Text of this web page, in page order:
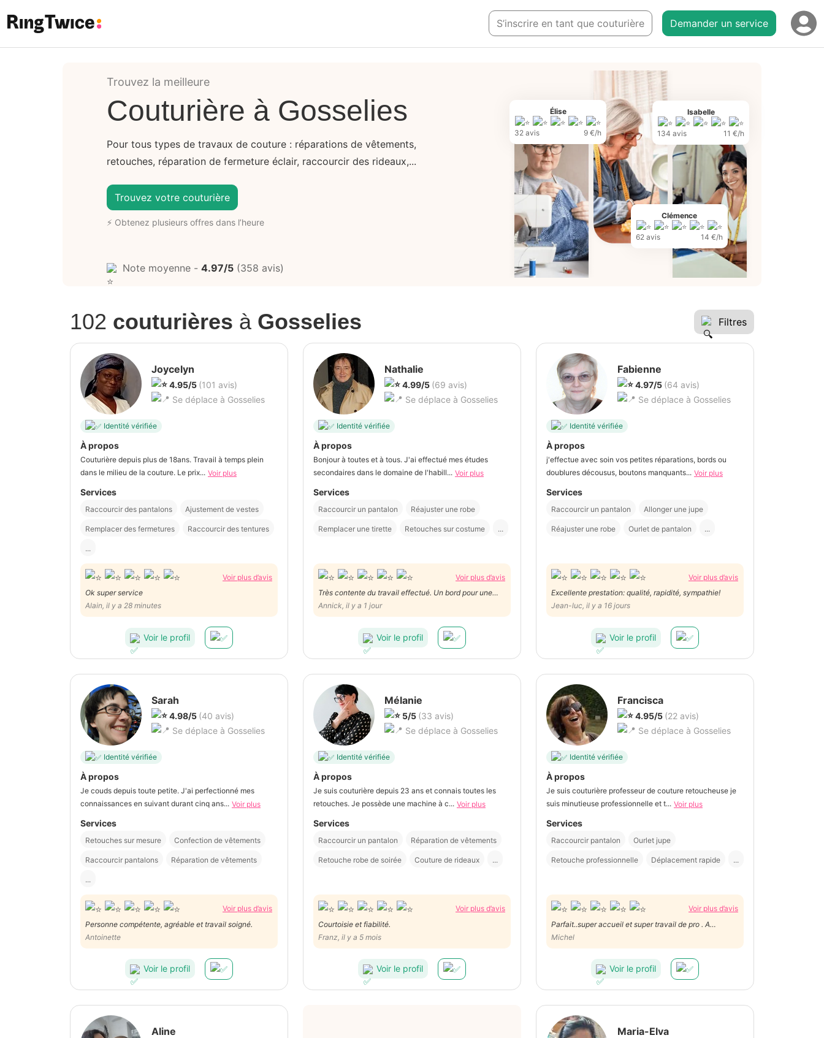
S’inscrire en tant que couturière Demander un service
Élise
32 avis 9 €/h
Clémence
62 avis 14 €/h
Isabelle
134 avis 11 €/h
Trouvez la meilleure
Couturière à Gosselies
Pour tous types de travaux de couture : réparations de vêtements,
retouches, réparation de fermeture éclair, raccourcir des rideaux,...
Trouvez votre couturière
⚡ Obtenez plusieurs offres dans l’heure
Note moyenne - 4.97/5 (358 avis)
102 couturières à Gosselies Filtres
Joycelyn
4.95/5 (101 avis)
Se déplace à Gosselies
Identité vérifiée
À propos
Couturière depuis plus de 18ans. Travail à temps plein
dans le milieu de la couture. Le prix... Voir plus
Services
Raccourcir des pantalons Ajustement de vestes
Remplacer des fermetures Raccourcir des tentures
...
Voir plus d’avis
Ok super service
Alain, il y a 28 minutes
Voir le profil
Nathalie
4.99/5 (69 avis)
Se déplace à Gosselies
Identité vérifiée
À propos
Bonjour à toutes et à tous. J'ai effectué mes études
secondaires dans le domaine de l'habill... Voir plus
Services
Raccourcir un pantalon Réajuster une robe
Remplacer une tirette Retouches sur costume ...
Voir plus d’avis
Très contente du travail effectué. Un bord pour une
robe de cérémonie et un bord de pantalon de mariage.
Merci. Je recommande
Annick, il y a 1 jour
Voir le profil
Fabienne
4.97/5 (64 avis)
Se déplace à Gosselies
Identité vérifiée
À propos
j'effectue avec soin vos petites réparations, bords ou
doublures décousus, boutons manquants... Voir plus
Services
Raccourcir un pantalon Allonger une jupe
Réajuster une robe Ourlet de pantalon ...
Voir plus d’avis
Excellente prestation: qualité, rapidité, sympathie!
Jean-luc, il y a 16 jours
Voir le profil
Sarah
4.98/5 (40 avis)
Se déplace à Gosselies
Identité vérifiée
À propos
Je couds depuis toute petite. J'ai perfectionné mes
connaissances en suivant durant cinq ans... Voir plus
Services
Retouches sur mesure Confection de vêtements
Raccourcir pantalons Réparation de vêtements
...
Voir plus d’avis
Personne compétente, agréable et travail soigné.
Antoinette
Voir le profil
Mélanie
5/5 (33 avis)
Se déplace à Gosselies
Identité vérifiée
À propos
Je suis couturière depuis 23 ans et connais toutes les
retouches. Je possède une machine à c... Voir plus
Services
Raccourcir un pantalon Réparation de vêtements
Retouche robe de soirée Couture de rideaux ...
Voir plus d’avis
Courtoisie et fiabilité.
Franz, il y a 5 mois
Voir le profil
Francisca
4.95/5 (22 avis)
Se déplace à Gosselies
Identité vérifiée
À propos
Je suis couturière professeur de couture retoucheuse je
suis minutieuse professionnelle et t... Voir plus
Services
Raccourcir pantalon Ourlet jupe
Retouche professionnelle Déplacement rapide ...
Voir plus d’avis
Parfait..super accueil et super travail de pro . A
recommander vivement
Michel
Voir le profil
Aline Maria-Elva